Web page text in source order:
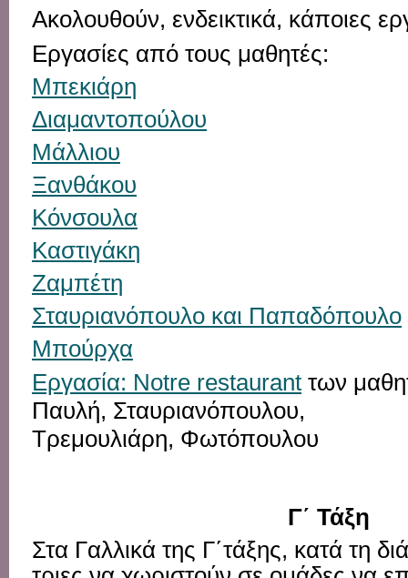
Ακολουθούν, ενδεικτικά, κάποιες
Εργασίες από τους μαθητές:
Μπεκιάρη
Διαμαντοπούλου
Μάλλιου
Ξανθάκου
Κόνσουλα
Καστιγάκη
Ζαμπέτη
Σταυριανόπουλο και Παπαδόπουλο
Μπούρχα
Εργασία: Νotre restaurant των
Παυλή, Σταυριανόπουλου,
Τρεμουλιάρη, Φωτόπουλου
Γ΄ Τάξη
Στα Γαλλικά της Γ΄τάξης, κατά τη